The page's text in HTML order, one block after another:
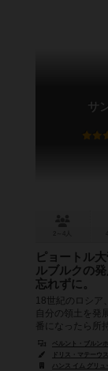
サ
ピョートル
ルブルクの
忘れずに。
18世紀のロシア
自分の領土を発
番になったら所
目指すことにな
ベルント・ブルン
ドリス・マテーウ
ハンス イム グリュ